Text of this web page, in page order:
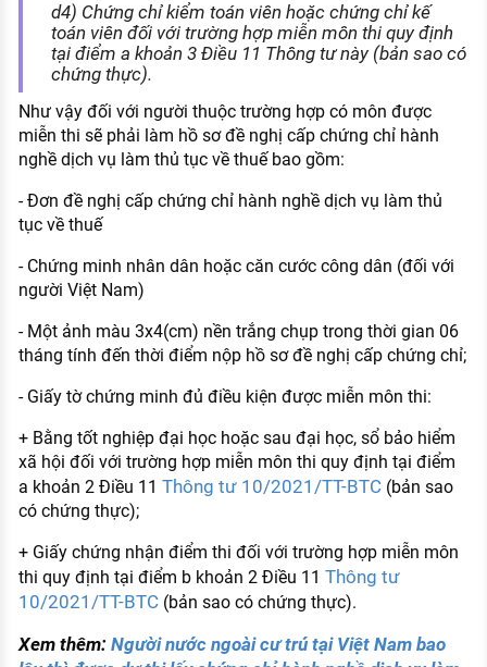
d4) Chứng chỉ kiểm toán viên hoặc chứng chỉ kế
toán viên đối với trường hợp miễn môn thi quy định
tại điểm a khoản 3 Điều 11 Thông tư này (bản sao có
chứng thực).
Như vậy đối với người thuộc trường hợp có môn được
miễn thi sẽ phải làm hồ sơ đề nghị cấp chứng chỉ hành
nghề dịch vụ làm thủ tục về thuế bao gồm:
- Đơn đề nghị cấp chứng chỉ hành nghề dịch vụ làm thủ
tục về thuế
- Chứng minh nhân dân hoặc căn cước công dân (đối với
người Việt Nam)
- Một ảnh màu 3x4(cm) nền trắng chụp trong thời gian 06
tháng tính đến thời điểm nộp hồ sơ đề nghị cấp chứng chỉ;
- Giấy tờ chứng minh đủ điều kiện được miễn môn thi:
+ Bằng tốt nghiệp đại học hoặc sau đại học, sổ bảo hiểm
xã hội đối với trường hợp miễn môn thi quy định tại điểm
a khoản 2 Điều 11 Thông tư 10/2021/TT-BTC(bản sao
có chứng thực);
+ Giấy chứng nhận điểm thi đối với trường hợp miễn môn
thi quy định tại điểm b khoản 2 Điều 11 Thông tư
10/2021/TT-BTC(bản sao có chứng thực).
Xem thêm: Người nước ngoài cư trú tại Việt Nam bao